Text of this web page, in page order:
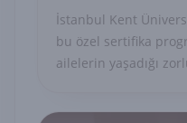
İstanbul Kent
bu özel sertifika
ailelerin yaşadığı